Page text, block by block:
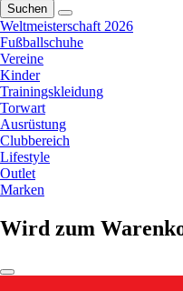
Suchen
Weltmeisterschaft 2026
Fußballschuhe
Vereine
Kinder
Trainingskleidung
Torwart
Ausrüstung
Clubbereich
Lifestyle
Outlet
Marken
Wird zum